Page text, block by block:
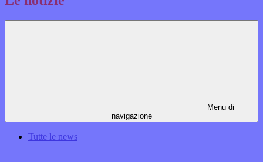
Menu di
navigazione
Tutte le news